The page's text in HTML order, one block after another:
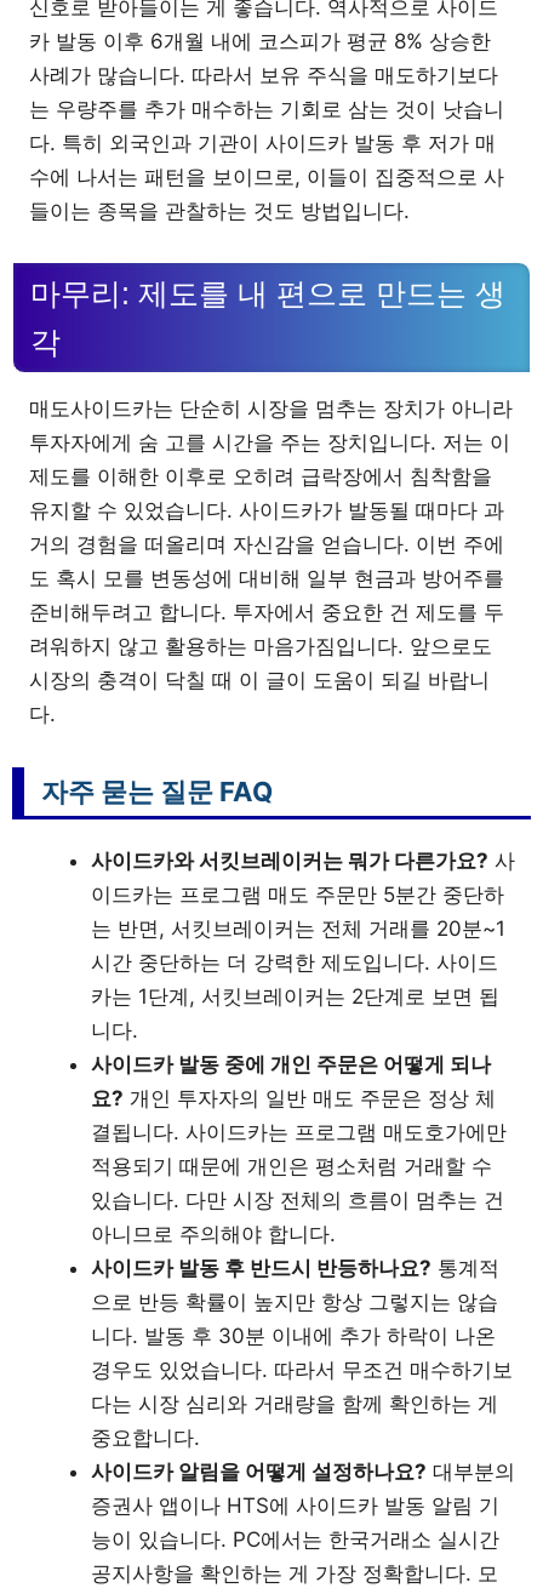
신호로 받아들이는 게 좋습니다. 역사적으로 사이드
카 발동 이후 6개월 내에 코스피가 평균 8% 상승한
사례가 많습니다. 따라서 보유 주식을 매도하기보다
는 우량주를 추가 매수하는 기회로 삼는 것이 낫습니
다. 특히 외국인과 기관이 사이드카 발동 후 저가 매
수에 나서는 패턴을 보이므로, 이들이 집중적으로 사
들이는 종목을 관찰하는 것도 방법입니다.
마무리: 제도를 내 편으로 만드는 생
각
매도사이드카는 단순히 시장을 멈추는 장치가 아니라
투자자에게 숨 고를 시간을 주는 장치입니다. 저는 이
제도를 이해한 이후로 오히려 급락장에서 침착함을
유지할 수 있었습니다. 사이드카가 발동될 때마다 과
거의 경험을 떠올리며 자신감을 얻습니다. 이번 주에
도 혹시 모를 변동성에 대비해 일부 현금과 방어주를
준비해두려고 합니다. 투자에서 중요한 건 제도를 두
려워하지 않고 활용하는 마음가짐입니다. 앞으로도
시장의 충격이 닥칠 때 이 글이 도움이 되길 바랍니
다.
자주 묻는 질문 FAQ
사이드카와 서킷브레이커는 뭐가 다른가요? 사
이드카는 프로그램 매도 주문만 5분간 중단하
는 반면, 서킷브레이커는 전체 거래를 20분~1
시간 중단하는 더 강력한 제도입니다. 사이드
카는 1단계, 서킷브레이커는 2단계로 보면 됩
니다.
사이드카 발동 중에 개인 주문은 어떻게 되나
요? 개인 투자자의 일반 매도 주문은 정상 체
결됩니다. 사이드카는 프로그램 매도호가에만
적용되기 때문에 개인은 평소처럼 거래할 수
있습니다. 다만 시장 전체의 흐름이 멈추는 건
아니므로 주의해야 합니다.
사이드카 발동 후 반드시 반등하나요? 통계적
으로 반등 확률이 높지만 항상 그렇지는 않습
니다. 발동 후 30분 이내에 추가 하락이 나온
경우도 있었습니다. 따라서 무조건 매수하기보
다는 시장 심리와 거래량을 함께 확인하는 게
중요합니다.
사이드카 알림을 어떻게 설정하나요? 대부분의
증권사 앱이나 HTS에 사이드카 발동 알림 기
능이 있습니다. PC에서는 한국거래소 실시간
공지사항을 확인하는 게 가장 정확합니다. 모